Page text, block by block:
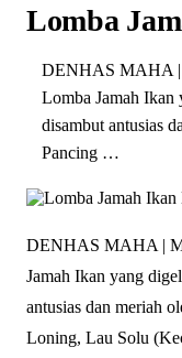
Lomba
DENHAS MAHA
Lomba Jamah Ikan
disambut antusias
Pancing …
DENHAS MAHA |
Jamah Ikan yang
antusias dan meriah
Loning, Lau Solu